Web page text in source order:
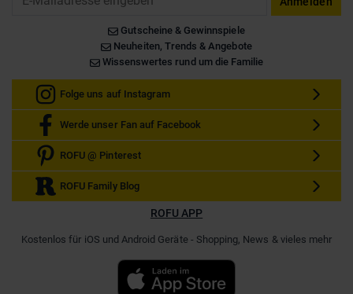
Gutscheine & Gewinnspiele
Neuheiten, Trends & Angebote
Wissenswertes rund um die Familie
Folge uns auf Instagram
Werde unser Fan auf Facebook
ROFU @ Pinterest
ROFU Family Blog
ROFU APP
Kostenlos für iOS und Android Geräte - Shopping, News & vieles mehr